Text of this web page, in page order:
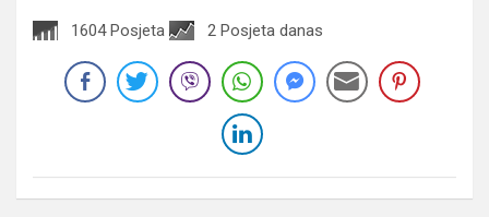
1604 Posjeta 2 Posjeta danas